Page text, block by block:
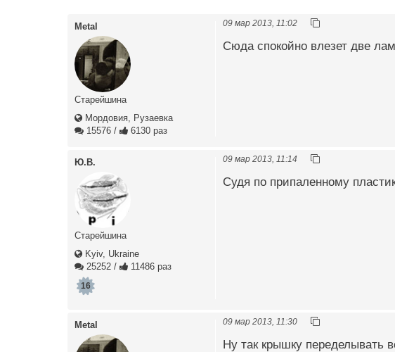
Metal
Старейшина
Мордовия, Рузаевка
15576 / 6130 раз
09 мар 2013, 11:02
Сюда спокойно влезет две
Ю.В.
Старейшина
Kyiv, Ukraine
25252 / 11486 раз
16
09 мар 2013, 11:14
Судя по припаленному
Metal 09 мар 2013, 11:30
Ну так крышку переделывать